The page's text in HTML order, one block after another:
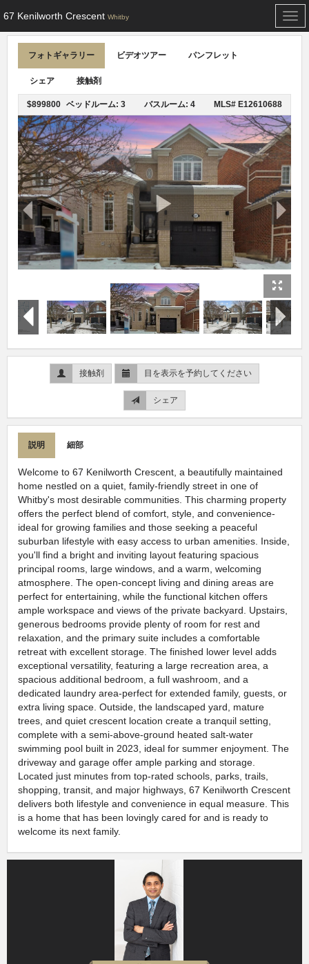
67 Kenilworth Crescent Whitby
フォトギャラリー ビデオツアー パンフレット
シェア 接触剤
$899800 ベッドルーム: 3 バスルーム: 4 MLS# E12610688
接触剤 目を表示を予約してください
シェア
説明 細部
Welcome to 67 Kenilworth Crescent, a beautifully maintained
home nestled on a quiet, family-friendly street in one of
Whitby's most desirable communities. This charming property
offers the perfect blend of comfort, style, and convenience-
ideal for growing families and those seeking a peaceful
suburban lifestyle with easy access to urban amenities. Inside,
you'll find a bright and inviting layout featuring spacious
principal rooms, large windows, and a warm, welcoming
atmosphere. The open-concept living and dining areas are
perfect for entertaining, while the functional kitchen offers
ample workspace and views of the private backyard. Upstairs,
generous bedrooms provide plenty of room for rest and
relaxation, and the primary suite includes a comfortable
retreat with excellent storage. The finished lower level adds
exceptional versatility, featuring a large recreation area, a
spacious additional bedroom, a full washroom, and a
dedicated laundry area-perfect for extended family, guests, or
extra living space. Outside, the landscaped yard, mature
trees, and quiet crescent location create a tranquil setting,
complete with a semi-above-ground heated salt-water
swimming pool built in 2023, ideal for summer enjoyment. The
driveway and garage offer ample parking and storage.
Located just minutes from top-rated schools, parks, trails,
shopping, transit, and major highways, 67 Kenilworth Crescent
delivers both lifestyle and convenience in equal measure. This
is a home that has been lovingly cared for and is ready to
welcome its next family.